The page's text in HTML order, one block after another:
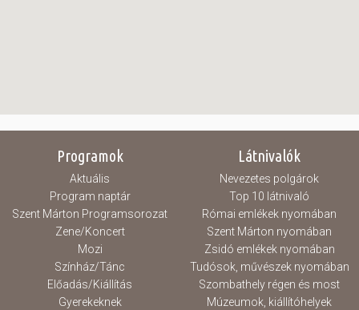
Programok
Aktuális
Program naptár
Szent Márton Programsorozat
Zene/Koncert
Mozi
Színház/Tánc
Előadás/Kiállítás
Gyerekeknek
Látnivalók
Nevezetes polgárok
Top 10 látnivaló
Római emlékek nyomában
Szent Márton nyomában
Zsidó emlékek nyomában
Tudósok, művészek nyomában
Szombathely régen és most
Múzeumok, kiállítóhelyek